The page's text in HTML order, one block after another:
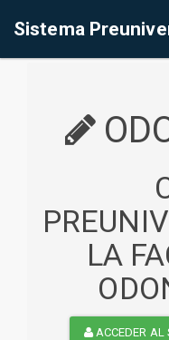
Sistema
LA
ACCEDER AL